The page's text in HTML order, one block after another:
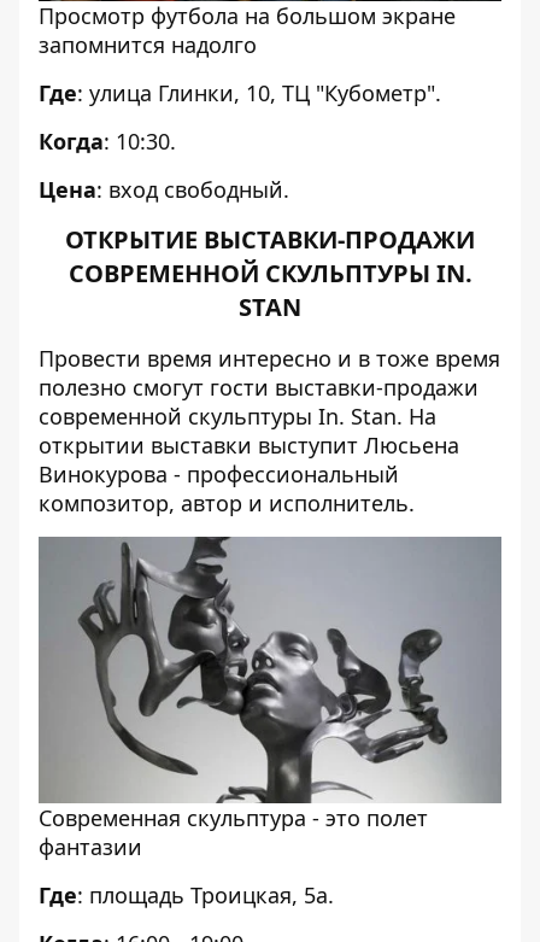
Просмотр футбола на большом экране
запомнится надолго
Где: улица Глинки, 10, ТЦ "Кубометр".
Когда: 10:30.
Цена: вход свободный.
ОТКРЫТИЕ ВЫСТАВКИ-ПРОДАЖИ
СОВРЕМЕННОЙ СКУЛЬПТУРЫ IN.
STAN
Провести время интересно и в тоже время
полезно смогут гости выставки-продажи
современной скульптуры In. Stan. На
открытии выставки выступит Люсьена
Винокурова - профессиональный
композитор, автор и исполнитель.
Современная скульптура - это полет
фантазии
Где: площадь Троицкая, 5а.